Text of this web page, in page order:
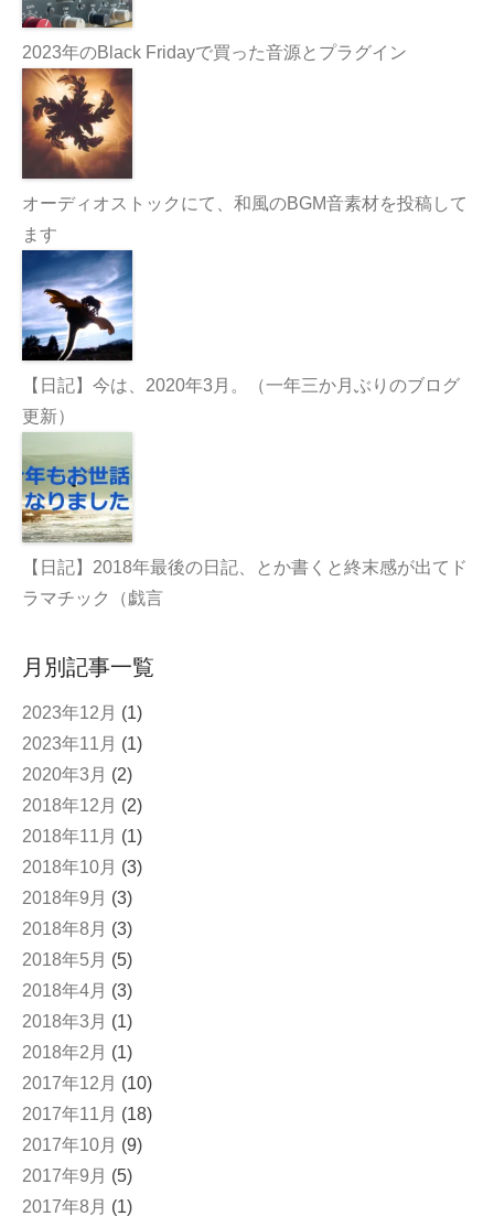
2023年のBlack Fridayで買った音源とプラグイン
オーディオストックにて、和風のBGM音素材を投稿して
ます
【日記】今は、2020年3月。（一年三か月ぶりのブログ
更新）
【日記】2018年最後の日記、とか書くと終末感が出てド
ラマチック（戯言
月別記事一覧
2023年12月 (1)
2023年11月 (1)
2020年3月 (2)
2018年12月 (2)
2018年11月 (1)
2018年10月 (3)
2018年9月 (3)
2018年8月 (3)
2018年5月 (5)
2018年4月 (3)
2018年3月 (1)
2018年2月 (1)
2017年12月 (10)
2017年11月 (18)
2017年10月 (9)
2017年9月 (5)
2017年8月 (1)